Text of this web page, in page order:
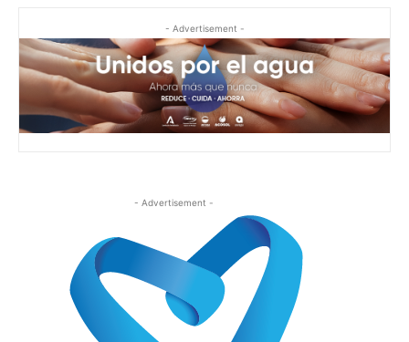
- Advertisement -
- Advertisement -